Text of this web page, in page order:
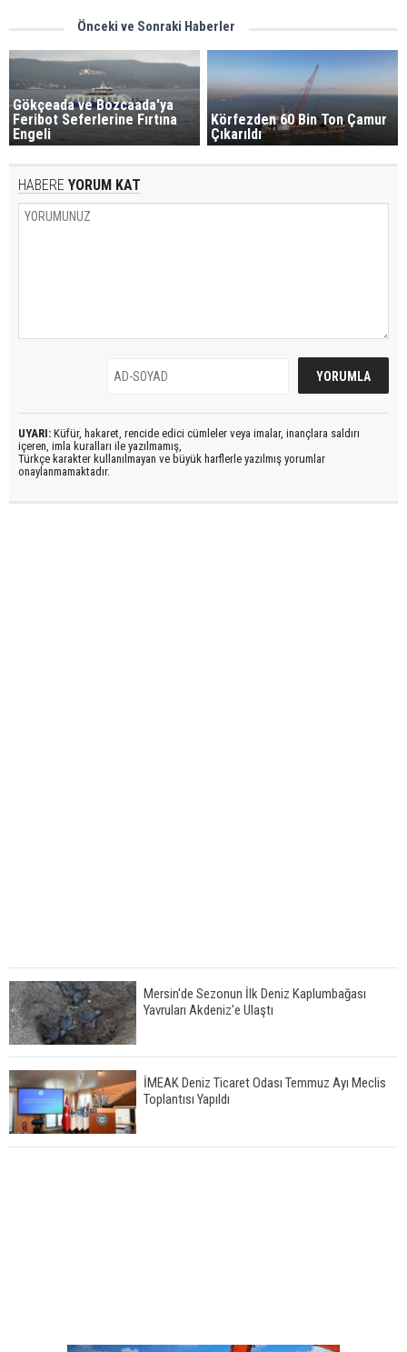
Önceki ve Sonraki Haberler
Gökçeada ve Bozcaada'ya
Feribot Seferlerine Fırtına
Engeli
Körfezden 60 Bin Ton Çamur
Çıkarıldı
HABERE YORUM KAT
UYARI: Küfür, hakaret, rencide edici cümleler veya imalar, inançlara saldırı
içeren, imla kuralları ile yazılmamış,
Türkçe karakter kullanılmayan ve büyük harflerle yazılmış yorumlar
onaylanmamaktadır.
Mersin'de Sezonun İlk Deniz Kaplumbağası
Yavruları Akdeniz'e Ulaştı
İMEAK Deniz Ticaret Odası Temmuz Ayı Meclis
Toplantısı Yapıldı